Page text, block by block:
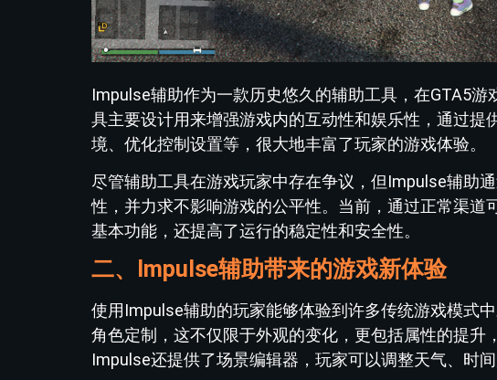
Impulse辅助作为一款历史悠久的辅助工具，在GTA5
具主要设计用来增强游戏内的互动性和娱乐性，通过
境、优化控制设置等，很大地丰富了玩家的游戏体验。
尽管辅助工具在游戏玩家中存在争议，但Impulse辅助
性，并力求不影响游戏的公平性。当前，通过正常渠
基本功能，还提高了运行的稳定性和安全性。
二、Impulse辅助带来的游戏新体验
使用Impulse辅助的玩家能够体验到许多传统游戏模式
角色定制，这不仅限于外观的变化，更包括属性的提
Impulse还提供了场景编辑器，玩家可以调整天气、时